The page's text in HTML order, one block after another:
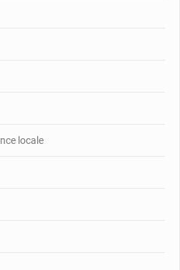
locale